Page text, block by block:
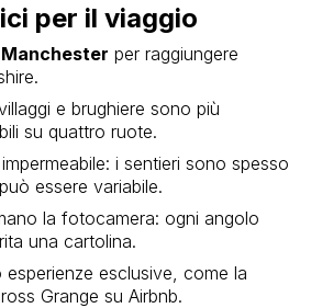
per il viaggio
Manchester per raggiungere
e brughiere sono più
su quattro ruote.
i sentieri sono spesso
essere variabile.
la fotocamera: ogni angolo
una cartolina.
esperienze esclusive, come la
Grange su Airbnb.